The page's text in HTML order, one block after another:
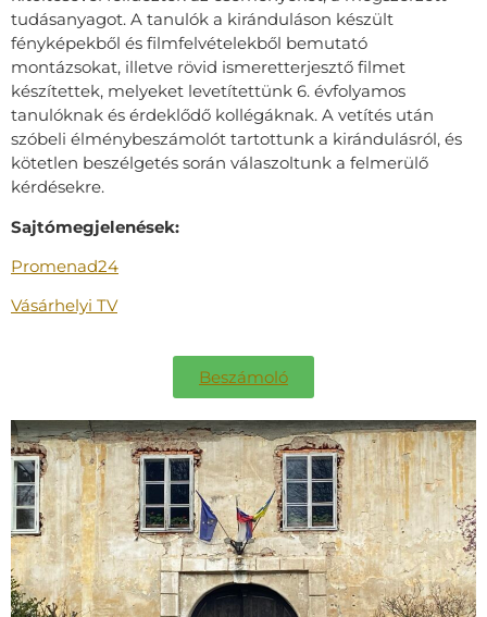
tudásanyagot. A tanulók a kiránduláson készült
fényképekből és filmfelvételekből bemutató
montázsokat, illetve rövid ismeretterjesztő filmet
készítettek, melyeket levetítettünk 6. évfolyamos
tanulóknak és érdeklődő kollégáknak. A vetítés után
szóbeli élménybeszámolót tartottunk a kirándulásról, és
kötetlen beszélgetés során válaszoltunk a felmerülő
kérdésekre.
Sajtómegjelenések:
Promenad24
Vásárhelyi TV
Beszámoló